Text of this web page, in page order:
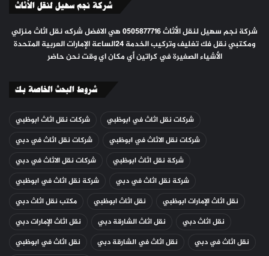
شركة نجم سهيل لنقل الأثاث
شركة نجم سهيل لنقل الأثاث 0505877716 هي الافضل شركه نقل اثاث منزلي
ومكتبي نقل فك تغليف وتركيب الخدمة ٢٤الساعة الإمارات العربية المتحدة
الأشياء الصغيرة في كراتين أي مكان اي وقت نحن حاضر
شروط البحث الخاصة بك
شركات نقل اثاث ابوظبي
شركات نقل اثاث في ابوظبي
شركات نقل اثاث في دبي
شركات نقل الاثاث في ابوظبي
شركات نقل الاثاث في دبي
شركة نقل اثاث ابوظبي
شركة نقل اثاث في ابوظبي
شركة نقل اثاث في دبي
مكتب نقل اثاث دبي
نقل اثاث ابوظبي
نقل اثاث الإمارات ابوظبي
نقل اثاث الإمارات دبي
نقل اثاث الشارقة دبي
نقل اثاث دبي
نقل اثاث في ابوظبي
نقل اثاث في الشارقة دبي
نقل اثاث في دبي